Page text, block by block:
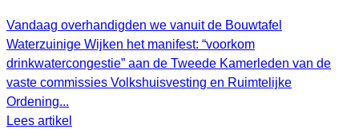
Vandaag overhandigden we vanuit de Bouwtafel
Waterzuinige Wijken het manifest: “voorkom
drinkwatercongestie” aan de Tweede Kamerleden van de
vaste commissies Volkshuisvesting en Ruimtelijke
Ordening...
Lees artikel